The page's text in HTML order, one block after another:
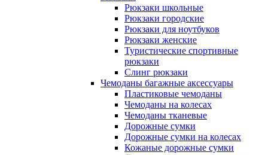
Рюкзаки школьные
Рюкзаки городские
Рюкзаки для ноутбуков
Рюкзаки женские
Туристические спортивные
рюкзаки
Слинг рюкзаки
Чемоданы багажные аксессуары
Пластиковые чемоданы
Чемоданы на колесах
Чемоданы тканевые
Дорожные сумки
Дорожные сумки на колесах
Кожаные дорожные сумки